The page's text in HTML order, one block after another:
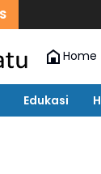
Home
Edukasi